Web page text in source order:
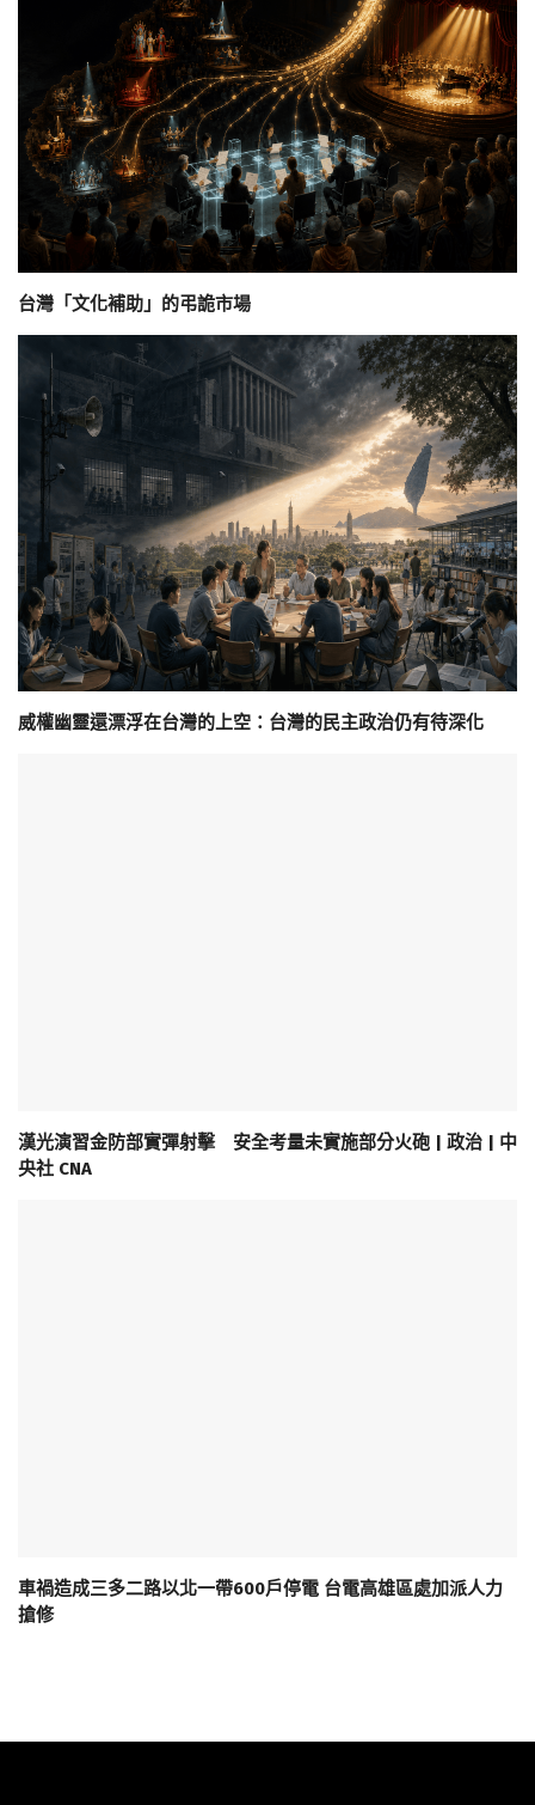
台灣「文化補助」的弔詭市場
威權幽靈還漂浮在台灣的上空：台灣的民主政治仍有待深化
漢光演習金防部實彈射擊 安全考量未實施部分火砲 | 政治 | 中
央社 CNA
車禍造成三多二路以北一帶600戶停電 台電高雄區處加派人力
搶修